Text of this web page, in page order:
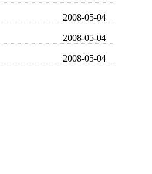
2008-05-04
2008-05-04
2008-05-04